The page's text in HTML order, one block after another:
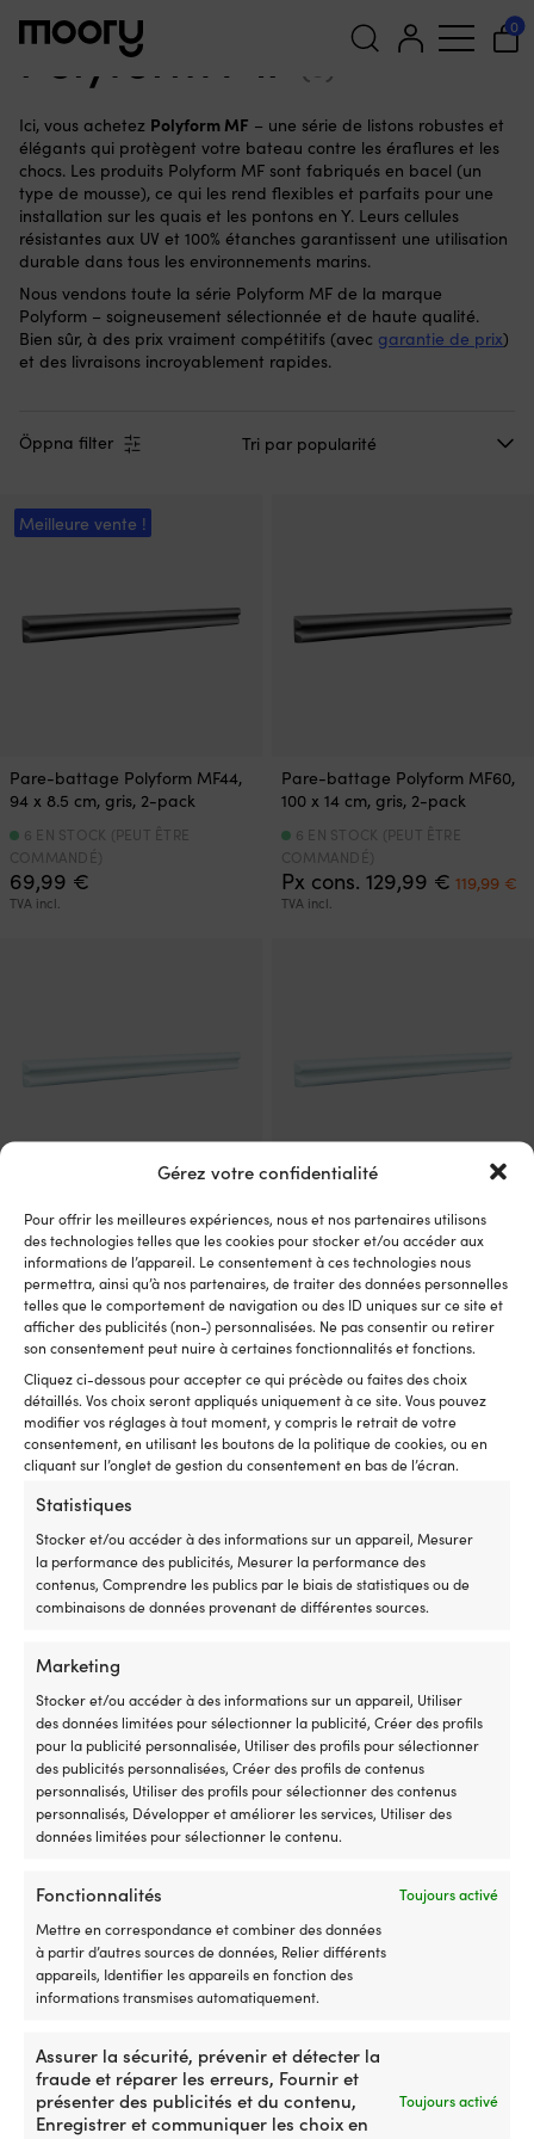
Gérez votre confidentialité
Pour offrir les meilleures expériences, nous et nos partenaires utilisons
des technologies telles que les cookies pour stocker et/ou accéder aux
informations de l’appareil. Le consentement à ces technologies nous
permettra, ainsi qu’à nos partenaires, de traiter des données personnelles
telles que le comportement de navigation ou des ID uniques sur ce site et
afficher des publicités (non-) personnalisées. Ne pas consentir ou retirer
son consentement peut nuire à certaines fonctionnalités et fonctions.
Cliquez ci-dessous pour accepter ce qui précède ou faites des choix
détaillés. Vos choix seront appliqués uniquement à ce site. Vous pouvez
modifier vos réglages à tout moment, y compris le retrait de votre
consentement, en utilisant les boutons de la politique de cookies, ou en
cliquant sur l’onglet de gestion du consentement en bas de l’écran.
Statistiques
Stocker et/ou accéder à des informations sur un appareil, Mesurer
la performance des publicités, Mesurer la performance des
contenus, Comprendre les publics par le biais de statistiques ou de
combinaisons de données provenant de différentes sources.
Marketing
Stocker et/ou accéder à des informations sur un appareil, Utiliser
des données limitées pour sélectionner la publicité, Créer des profils
pour la publicité personnalisée, Utiliser des profils pour sélectionner
des publicités personnalisées, Créer des profils de contenus
personnalisés, Utiliser des profils pour sélectionner des contenus
personnalisés, Développer et améliorer les services, Utiliser des
données limitées pour sélectionner le contenu.
Fonctionnalités
Toujours activé
Mettre en correspondance et combiner des données
à partir d’autres sources de données, Relier différents
appareils, Identifier les appareils en fonction des
informations transmises automatiquement.
Assurer la sécurité, prévenir et détecter la
fraude et réparer les erreurs, Fournir et
présenter des publicités et du contenu,
Enregistrer et communiquer les choix en
Toujours activé
pour :
0
Polyform MF
Ici, vous achetez Polyform MF – une série de listons robustes et
élégants qui protègent votre bateau contre les éraflures et les
chocs. Les produits Polyform MF sont fabriqués en bacel (un
type de mousse), ce qui les rend flexibles et parfaits pour une
installation sur les quais et les pontons en Y. Leurs cellules
résistantes aux UV et 100% étanches garantissent une utilisation
durable dans tous les environnements marins.
Nous vendons toute la série Polyform MF de la marque
Polyform – soigneusement sélectionnée et de haute qualité.
Bien sûr, à des prix vraiment compétitifs (avec garantie de prix)
et des livraisons incroyablement rapides.
Öppna filter
Meilleure vente !
Pare-battage Polyform MF44,
94 x 8.5 cm, gris, 2-pack
69,99 €
TVA incl.
6 EN STOCK (PEUT ÊTRE
COMMANDÉ)
Pare-battage Polyform MF60,
100 x 14 cm, gris, 2-pack
Px cons. 129,99 € Le
prix
119,99 €
TVA incl.
6 EN STOCK (PEUT ÊTRE
COMMANDÉ)
Pare-battage Polyform MF60,
100 x 14 cm, blanc, 2-pack
Px cons.129,99€Le
prix
était :
129,99 €.
119,99€Le
prix
est :
119,99 €.
TVA incl.
6 EN STOCK (PEUT ÊTRE
COMMANDÉ)
Pare-battage Polyform MF44,
94 x 8.5 cm, blanc, 2-pack
69,99€
TVA incl.
4 EN STOCK (PEUT ÊTRE
COMMANDÉ)
Pare-battage Polyform MF60,
129,99€
TVA incl.
1 EN STOCK (PEUT ÊTRE
COMMANDÉ)
Notre garantie de prix – tout
Achetez maintenant, comparez le prix plus tard.
Notre garantie de prix est très simple : nous nous
alignons sur tous les magasins dans le monde